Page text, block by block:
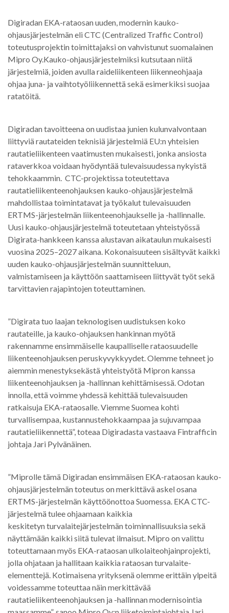
Digiradan EKA-rataosan uuden, modernin kauko-
ohjausjärjestelmän eli CTC (Centralized Traffic Control)
toteutusprojektin toimittajaksi on vahvistunut suomalainen
Mipro Oy.Kauko-ohjausjärjestelmiksi kutsutaan niitä
järjestelmiä, joiden avulla raideliikenteen liikenneohjaaja
ohjaa juna- ja vaihtotyöliikennettä sekä esimerkiksi suojaa
ratatöitä.
Digiradan tavoitteena on uudistaa junien kulunvalvontaan
liittyviä rautateiden teknisiä järjestelmiä EU:n yhteisien
rautatieliikenteen vaatimusten mukaisesti, jonka ansiosta
rataverkkoa voidaan hyödyntää tulevaisuudessa nykyistä
tehokkaammin. CTC-projektissa toteutettava
rautatieliikenteenohjauksen kauko-ohjausjärjestelmä
mahdollistaa toimintatavat ja työkalut tulevaisuuden
ERTMS-järjestelmän liikenteenohjaukselle ja -hallinnalle.
Uusi kauko-ohjausjärjestelmä toteutetaan yhteistyössä
Digirata-hankkeen kanssa alustavan aikataulun mukaisesti
vuosina 2025–2027 aikana. Kokonaisuuteen sisältyvät kaikki
uuden kauko-ohjausjärjestelmän suunnitteluun,
valmistamiseen ja käyttöön saattamiseen liittyvät työt sekä
tarvittavien rajapintojen toteuttaminen.
”Digirata tuo laajan teknologisen uudistuksen koko
rautateille, ja kauko-ohjauksen hankinnan myötä
rakennamme ensimmäiselle kaupalliselle rataosuudelle
liikenteenohjauksen peruskyvykkyydet. Olemme tehneet jo
aiemmin menestyksekästä yhteistyötä Mipron kanssa
liikenteenohjauksen ja -hallinnan kehittämisessä. Odotan
innolla, että voimme yhdessä kehittää tulevaisuuden
ratkaisuja EKA-rataosalle. Viemme Suomea kohti
turvallisempaa, kustannustehokkaampaa ja sujuvampaa
rautatieliikennettä”, toteaa Digiradasta vastaava Fintrafficin
johtaja Jari Pylvänäinen.
”Miprolle tämä Digiradan ensimmäisen EKA-rataosan kauko-
ohjausjärjestelmän toteutus on merkittävä askel osana
ERTMS-järjestelmän käyttöönottoa Suomessa. EKA CTC-
järjestelmä tulee ohjaamaan kaikkia
keskitetyn turvalaitejärjestelmän toiminnallisuuksia sekä
näyttämään kaikki siitä tulevat ilmaisut. Mipro on valittu
toteuttamaan myös EKA-rataosan ulkolaiteohjainprojekti,
jolla ohjataan ja hallitaan kaikkia rataosan turvalaite-
elementtejä. Kotimaisena yrityksenä olemme erittäin ylpeitä
voidessamme toteuttaa näin merkittävää
rautatieliikenteenohjauksen ja -hallinnan modernisointia